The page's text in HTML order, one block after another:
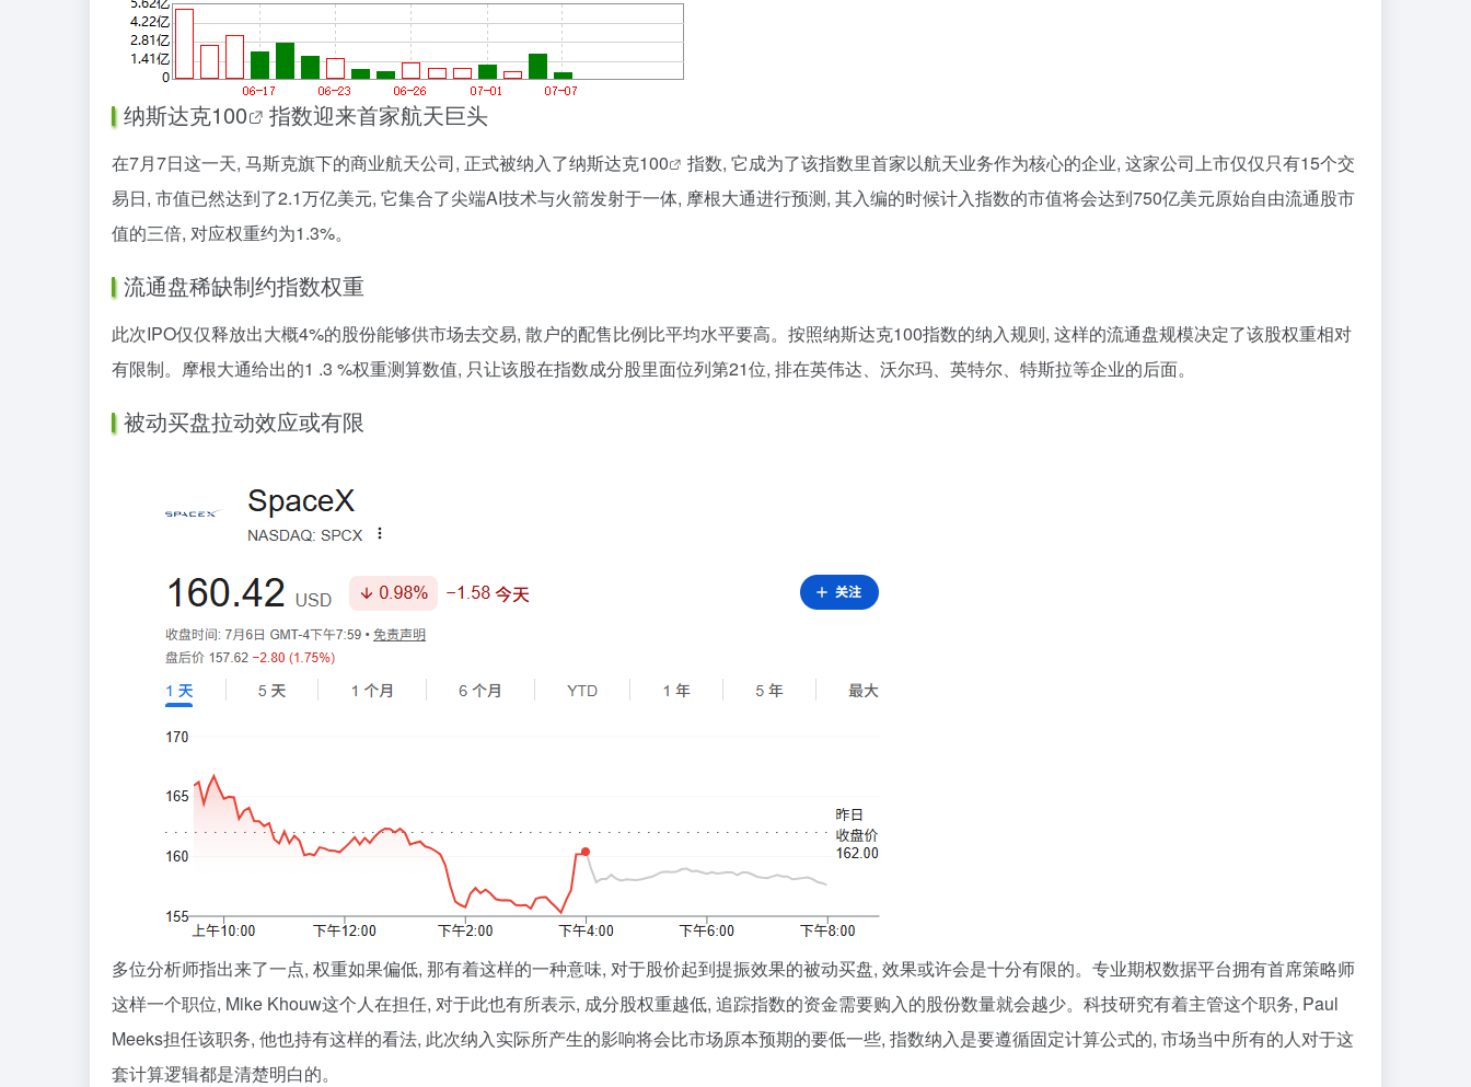
纳斯达克100 指数迎来首家航天巨头
在7月7日这一天, 马斯克旗下的商业航天公司, 正式被纳入了纳斯达克100
指数, 它成为了该指数里首家以航天业务作为核心的企业, 这家公司上市仅仅只有15个交
易日, 市值已然达到了2.1万亿美元, 它集合了尖端AI技术与火箭发射于一体, 摩根大通进行预测, 其入编的时候计入指数的市值将会达到750亿美元原始自由流通股市
值的三倍, 对应权重约为1.3%。
流通盘稀缺制约指数权重
此次IPO仅仅释放出大概4%的股份能够供市场去交易, 散户的配售比例比平均水平要高。按照纳斯达克100指数的纳入规则, 这样的流通盘规模决定了该股权重相对
有限制。摩根大通给出的1 .3 %权重测算数值, 只让该股在指数成分股里面位列第21位, 排在英伟达、沃尔玛、英特尔、特斯拉等企业的后面。
被动买盘拉动效应或有限
多位分析师指出来了一点, 权重如果偏低, 那有着这样的一种意味, 对于股价起到提振效果的被动买盘, 效果或许会是十分有限的。专业期权数据平台拥有首席策略师
这样一个职位, Mike Khouw这个人在担任, 对于此也有所表示, 成分股权重越低, 追踪指数的资金需要购入的股份数量就会越少。科技研究有着主管这个职务, Paul
Meeks担任该职务, 他也持有这样的看法, 此次纳入实际所产生的影响将会比市场原本预期的要低一些, 指数纳入是要遵循固定计算公式的, 市场当中所有的人对于这
套计算逻辑都是清楚明白的。